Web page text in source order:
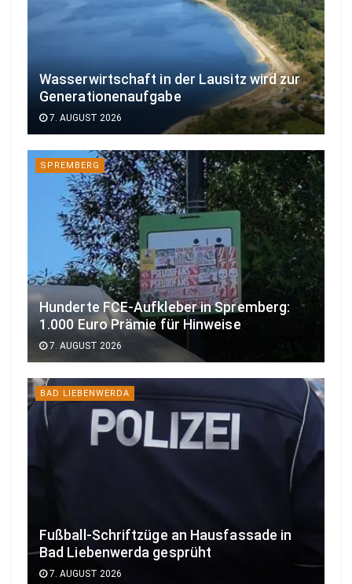
Wasserwirtschaft in der Lausitz wird zur
Generationenaufgabe
7. AUGUST 2026
SPREMBERG
Hunderte FCE-Aufkleber in Spremberg:
1.000 Euro Prämie für Hinweise
7. AUGUST 2026
BAD LIEBENWERDA
Fußball-Schriftzüge an Hausfassade in
Bad Liebenwerda gesprüht
7. AUGUST 2026